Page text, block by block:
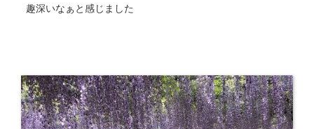
趣深いなぁと感じました